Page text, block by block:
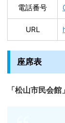
電話番号
URL
座席表
「松山市民会館」